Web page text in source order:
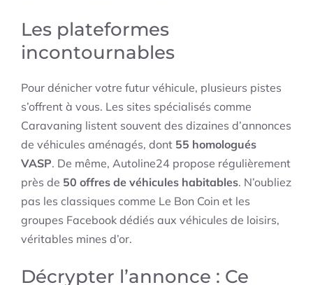
Les plateformes
incontournables
Pour dénicher votre futur véhicule, plusieurs pistes
s’offrent à vous. Les sites spécialisés comme
Caravaning listent souvent des dizaines d’annonces
de véhicules aménagés, dont 55 homologués
VASP. De même, Autoline24 propose régulièrement
près de 50 offres de véhicules habitables. N’oubliez
pas les classiques comme Le Bon Coin et les
groupes Facebook dédiés aux véhicules de loisirs,
véritables mines d’or.
Décrypter l’annonce : Ce